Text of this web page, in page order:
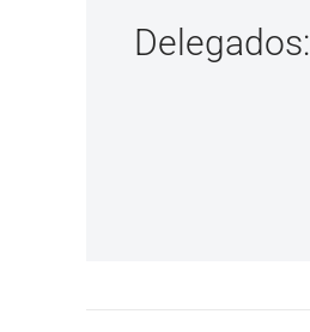
Delegados: